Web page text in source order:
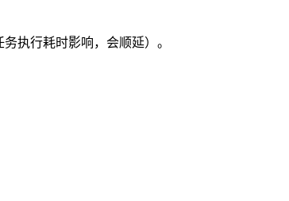
执行耗时影响，会顺延）。